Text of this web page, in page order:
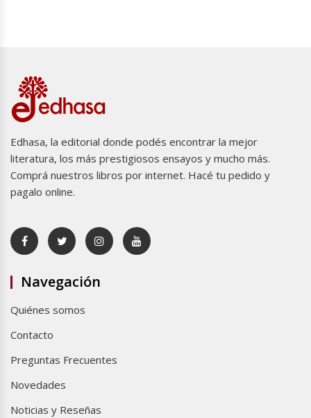
Edhasa, la editorial donde podés encontrar la mejor
literatura, los más prestigiosos ensayos y mucho más.
Comprá nuestros libros por internet. Hacé tu pedido y
pagalo online.
Navegación
Quiénes somos
Contacto
Preguntas Frecuentes
Novedades
Noticias y Reseñas